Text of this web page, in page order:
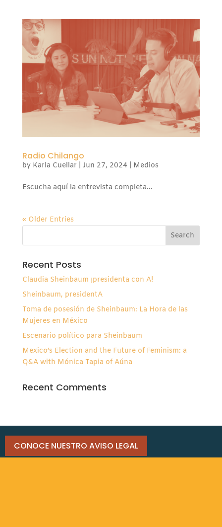
Radio Chilango
by Karla Cuellar Jun 27, 2024| Medios
Escucha aquí la entrevista completa...
« Older Entries
Recent Posts
Claudia Sheinbaum ¡presidenta con A!
Sheinbaum, presidentA
Toma de posesión de Sheinbaum: La Hora de las
Mujeres en México
Escenario político para Sheinbaum
Mexico’s Election and the Future of Feminism: a
Q&A with Mónica Tapia of Aúna
Recent Comments
CONOCE NUESTRO AVISO LEGAL